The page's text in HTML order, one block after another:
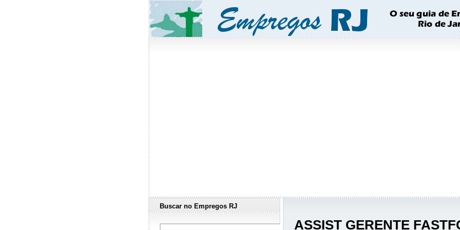
ASSIST GERENTE
Buscar no Empregos RJ